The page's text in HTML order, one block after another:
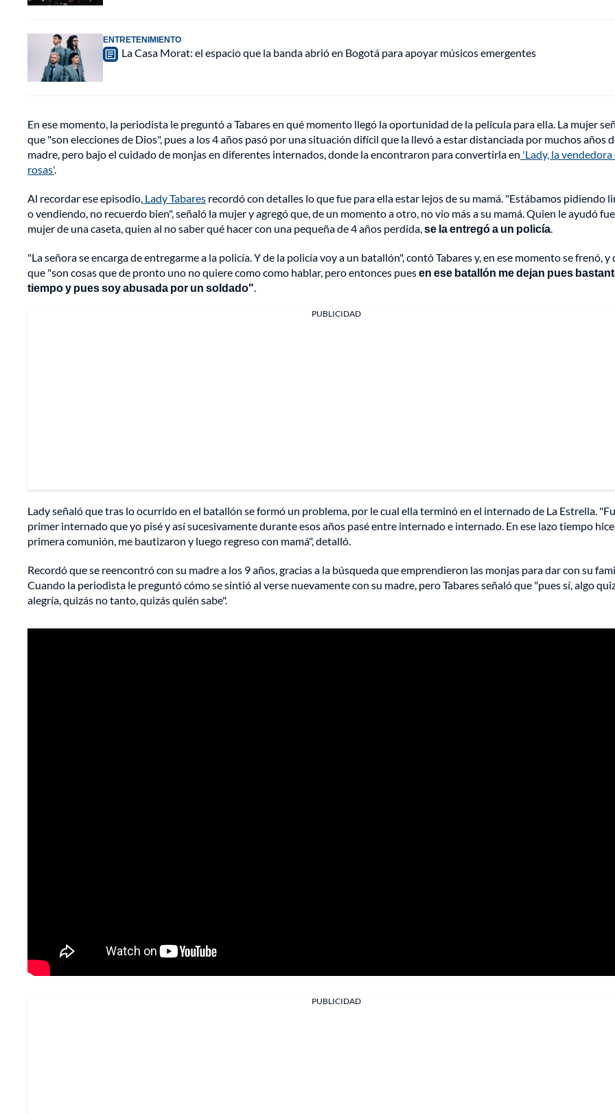
ENTRETENIMIENTO
La Casa Morat: el espacio que la banda abrió en Bogotá para apoyar músicos emergentes
En ese momento, la periodista le preguntó a Tabares en qué momento llegó la oportunidad de la película para ella. La mujer
que "son elecciones de Dios", pues a los 4 años pasó por una situación difícil que la llevó a estar distanciada por muchos años
madre, pero bajo el cuidado de monjas en diferentes internados, donde la encontraron para convertirla en 'Lady, la vendedora
rosas'.
Al recordar ese episodio, Lady Tabares recordó con detalles lo que fue para ella estar lejos de su mamá. "Estábamos pidiendo
o vendiendo, no recuerdo bien", señaló la mujer y agregó que, de un momento a otro, no vio más a su mamá. Quien le ayudó
mujer de una caseta, quien al no saber qué hacer con una pequeña de 4 años perdida,se la entregó a un policía.
"La señora se encarga de entregarme a la policía. Y de la policía voy a un batallón", contó Tabares y, en ese momento se frenó, y
que "son cosas que de pronto uno no quiere como como hablar, pero entonces puesen ese batallón me dejan pues
tiempo y pues soy abusada por un soldado".
PUBLICIDAD
Lady señaló que tras lo ocurrido en el batallón se formó un problema, por le cual ella terminó en el internado de La Estrella.
primer internado que yo pisé y así sucesivamente durante esos años pasé entre internado e internado. En ese lazo tiempo
primera comunión, me bautizaron y luego regreso con mamá", detalló.
Recordó que se reencontró con su madre a los 9 años, gracias a la búsqueda que emprendieron las monjas para dar con su
Cuando la periodista le preguntó cómo se sintió al verse nuevamente con su madre, pero Tabares señaló que "pues sí, algo
alegría, quizás no tanto, quizás quién sabe".
PUBLICIDAD